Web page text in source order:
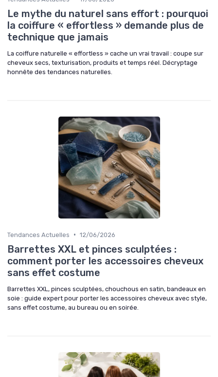
Le mythe du naturel sans effort : pourquoi
la coiffure « effortless » demande plus de
technique que jamais
La coiffure naturelle « effortless » cache un vrai travail : coupe sur
cheveux secs, texturisation, produits et temps réel. Décryptage
honnête des tendances naturelles.
Tendances Actuelles • 12/06/2026
Barrettes XXL et pinces sculptées :
comment porter les accessoires cheveux
sans effet costume
Barrettes XXL, pinces sculptées, chouchous en satin, bandeaux en
soie : guide expert pour porter les accessoires cheveux avec style,
sans effet costume, au bureau ou en soirée.